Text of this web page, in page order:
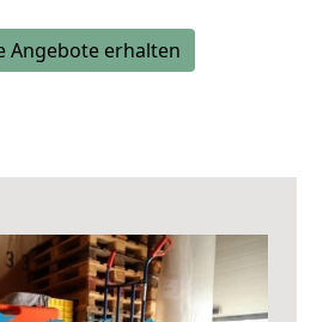
Angebote erhalten